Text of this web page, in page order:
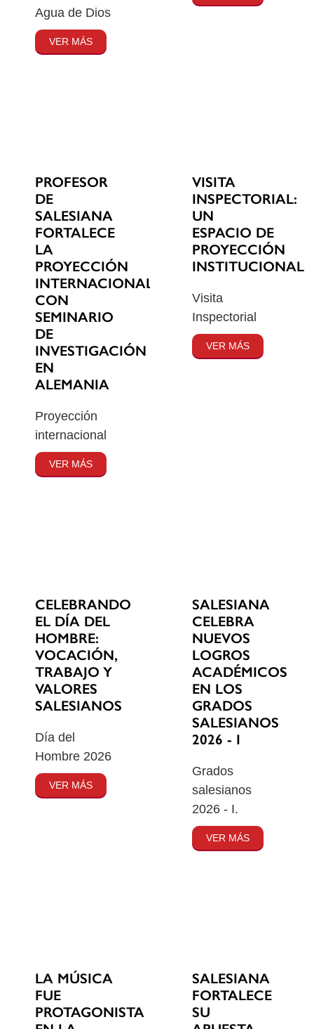
Agua de Dios
VER MÁS
PROFESOR
DE
SALESIANA
FORTALECE
LA
PROYECCIÓN
INTERNACIONAL
CON
SEMINARIO
DE
INVESTIGACIÓN
EN
ALEMANIA
Proyección
internacional
VER MÁS
VISITA
INSPECTORIAL:
UN
ESPACIO DE
PROYECCIÓN
INSTITUCIONAL
Visita
Inspectorial
VER MÁS
CELEBRANDO
EL DÍA DEL
HOMBRE:
VOCACIÓN,
TRABAJO Y
VALORES
SALESIANOS
Día del
Hombre 2026
VER MÁS
SALESIANA
CELEBRA
NUEVOS
LOGROS
ACADÉMICOS
EN LOS
GRADOS
SALESIANOS
2026 - I
Grados
salesianos
2026 - I.
VER MÁS
LA MÚSICA
FUE
PROTAGONISTA
SALESIANA
FORTALECE
SU